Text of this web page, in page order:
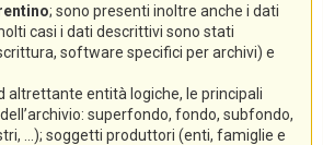
; sono presenti inoltre anche i dati
casi i dati descrittivi sono stati
software specifici per archivi) e
altrettante entità logiche, le principali
superfondo, fondo, subfondo,
...); soggetti produttori (enti, famiglie e